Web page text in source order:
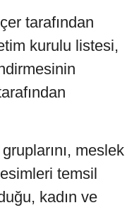
tarafından
kurulu listesi,
meslek
temsil
kadın ve